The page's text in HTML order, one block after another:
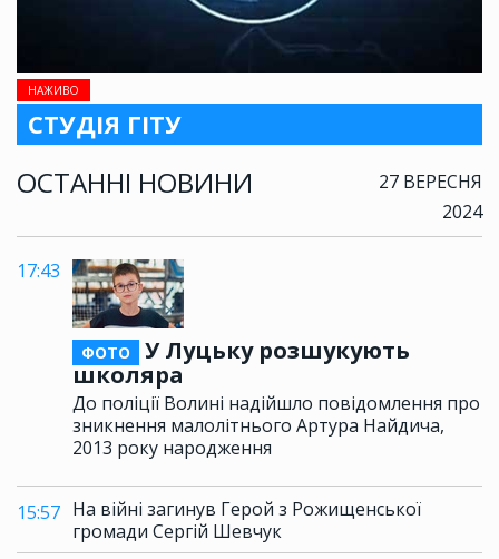
НАЖИВО
СТУДІЯ ГІТУ
ОСТАННІ НОВИНИ
27 ВЕРЕСНЯ
2024
17:43
ФОТО
У Луцьку розшукують
школяра
До поліції Волині надійшло повідомлення про
зникнення малолітнього Артура Найдича,
2013 року народження
15:57 На війні загинув Герой з Рожищенської
громади Сергій Шевчук